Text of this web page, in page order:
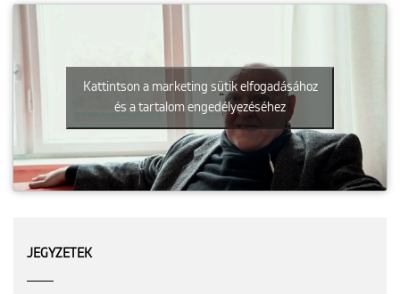
Kattintson a marketing sütik elfogadásához
és a tartalom engedélyezéséhez
JEGYZETEK